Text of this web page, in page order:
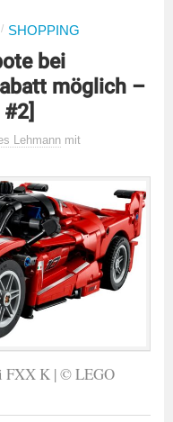
/ SHOPPING
bei
möglich –
Lehmann mit
FXX K | © LEGO